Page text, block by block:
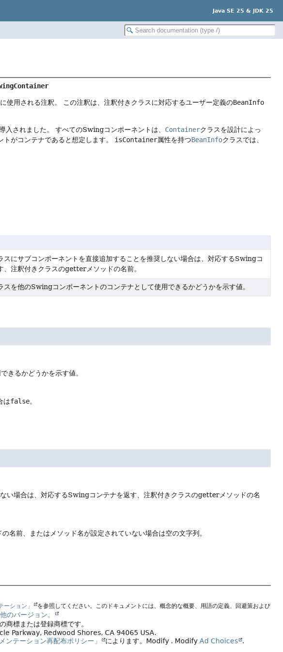
Java SE 25 & JDK 25
使用される注釈。 この注釈は、注釈付きクラスに対応するユーザー定義のBeanInfo
入されました。 すべてのSwingコンポーネントは、 Containerクラスを設計によっ
がコンテナであると想定します。
isContainer属性を持つBeanInfoクラスでは、
スにサブコンポーネントを直接追加することを推奨しない場合は、対応するSwingコ
、注釈付きクラスのgetterメソッドの名前。
スを他のSwingコンポーネントのコンテナとして使用できるかどうかを示す値。
きるかどうかを示す値。
はfalse。
い場合は、対応するSwingコンテナを返す、注釈付きクラスのgetterメソッドの名
前、またはメソッド名が設定されていない場合は空の文字列。
ーション」
を参照してください。このドキュメントには、概念的な概要、用語の定義、回避策および
のバージョン。
標または登録商標です。
Parkway, Redwood Shores, CA 94065 USA.
ンテーション再配布ポリシー」 によります。 Modify . ModifyAd Choices .